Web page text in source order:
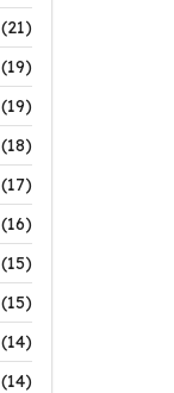
(21)
(19)
(19)
(18)
(17)
(16)
(15)
(15)
(14)
(14)